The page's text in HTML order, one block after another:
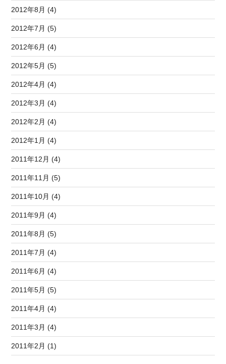
2012年8月 (4)
2012年7月 (5)
2012年6月 (4)
2012年5月 (5)
2012年4月 (4)
2012年3月 (4)
2012年2月 (4)
2012年1月 (4)
2011年12月 (4)
2011年11月 (5)
2011年10月 (4)
2011年9月 (4)
2011年8月 (5)
2011年7月 (4)
2011年6月 (4)
2011年5月 (5)
2011年4月 (4)
2011年3月 (4)
2011年2月 (1)